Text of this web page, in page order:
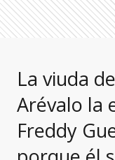
La viuda
Arévalo la
Freddy